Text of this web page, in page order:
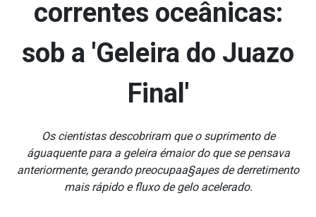
correntes oceânicas:
sob a 'Geleira do Jua­zo
Final'
Os cientistas descobriram que o suprimento de
águaquente para a geleira émaior do que se pensava
anteriormente, gerando preocupaa§aµes de derretimento
mais rápido e fluxo de gelo acelerado.